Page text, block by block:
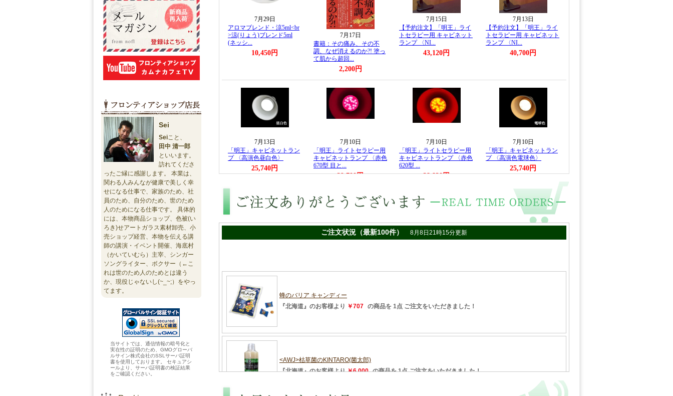
Sei
Sei こと、
田中 清一郎
といいます。
訪れてくださ
ったご縁に感謝します。 本業は、
関わる人みんなが健康で美しく幸
せになる仕事で、家族のため、社
員のため、自分のため、世のため
人のためになる仕事です。 具体的
には、本物商品ショップ、色被(い
ろき)せアートガラス素材卸売、小
売ショップ経営、本物を伝える講
師の講演・イベント開催、海底村
（かいていむら）主宰、シンガー
ソングライター、ボクサー（←こ
れは世のため人のためとは違う
か、現役じゃないし(~_~;）をやっ
てます。
当サイトでは、通信情報の暗号化と
実在性の証明のため、GMOグローバ
ルサイン株式会社のSSLサーバ証明
書を使用しております。 セキュアシ
ールより、サーバ証明書の検証結果
をご確認ください。